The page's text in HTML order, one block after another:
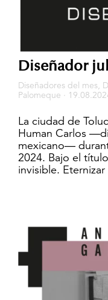
Diseñador
Diseñadores del mes,
Palomeque ·
La ciudad de
Human Carlos
mexicano—
2024. Bajo el
invisible.